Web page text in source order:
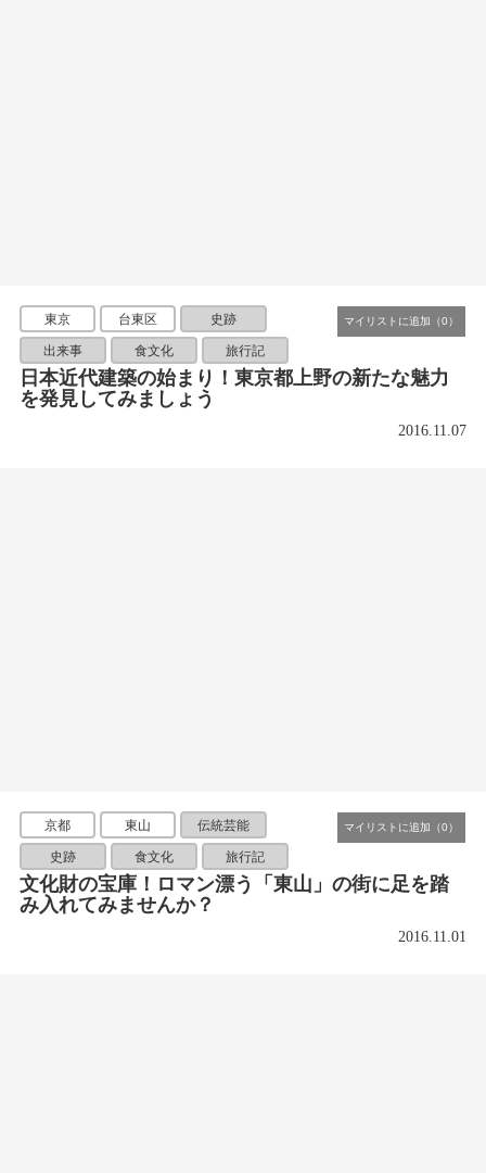
東京 台東区 史跡
出来事 食文化 旅行記
日本近代建築の始まり！東京都上野の新たな魅力
を発見してみましょう
2016.11.07
京都 東山 伝統芸能
史跡 食文化 旅行記
文化財の宝庫！ロマン漂う「東山」の街に足を踏
み入れてみませんか？
2016.11.01